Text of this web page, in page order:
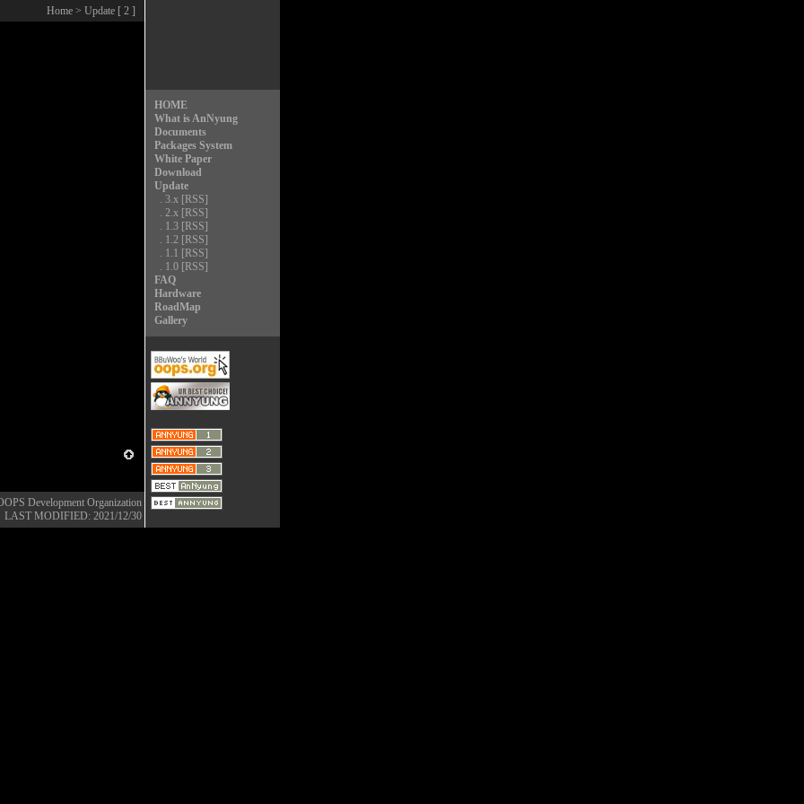
Home > Update [ 2 ]
HOME
What is AnNyung
Documents
Packages System
White Paper
Download
Update
. 3.x [RSS]
. 2.x [RSS]
. 1.3 [RSS]
. 1.2 [RSS]
. 1.1 [RSS]
. 1.0 [RSS]
FAQ
Hardware
RoadMap
Gallery
Development Organization
LAST MODIFIED: 2021/12/30